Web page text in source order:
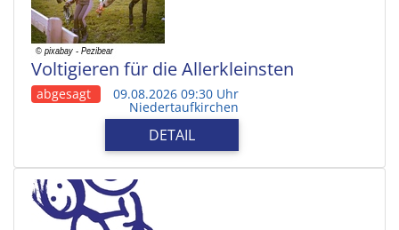
Voltigieren für die Allerkleinsten
abgesagt 09.08.2026 09:30 Uhr
Niedertaufkirchen
DETAIL